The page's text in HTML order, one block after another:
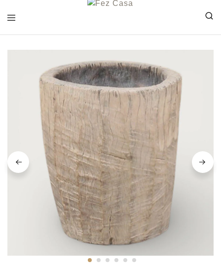
CASA